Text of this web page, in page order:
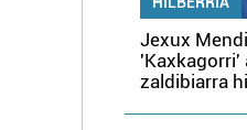
Jexux
'Kaxkagorri'
zaldibiarra